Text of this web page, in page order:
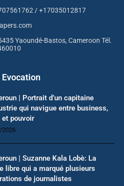
/ +17035012817
Yaoundé-Bastos, Cameroon Tél.
| Portrait d’un capitaine
qui navigue entre business,
et pouvoir
| Suzanne Kala Lobè: La
libre qui a marqué plusieurs
de journalistes